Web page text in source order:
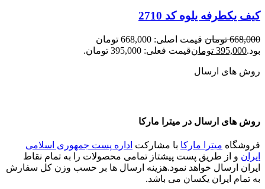
کیف یکطرفه یلوه کد 2710
668,000 تومان
قیمت اصلی: 668,000 تومان
بود.395,000 تومانقیمت فعلی: 395,000 تومان.
روش های ارسال
روش های ارسال در میترا مارکا
فروشگاه میترا مارکا با مشارکت اداره پست جمهوری اسلامی
ایران و از طریق پست پیشتاز تمامی محصولات را به تمام نقاط
ایران ارسال خواهد نمود.هزینه ارسال ها بر حسب وزن کل سفارش
به تمام ایران یکسان می باشد.